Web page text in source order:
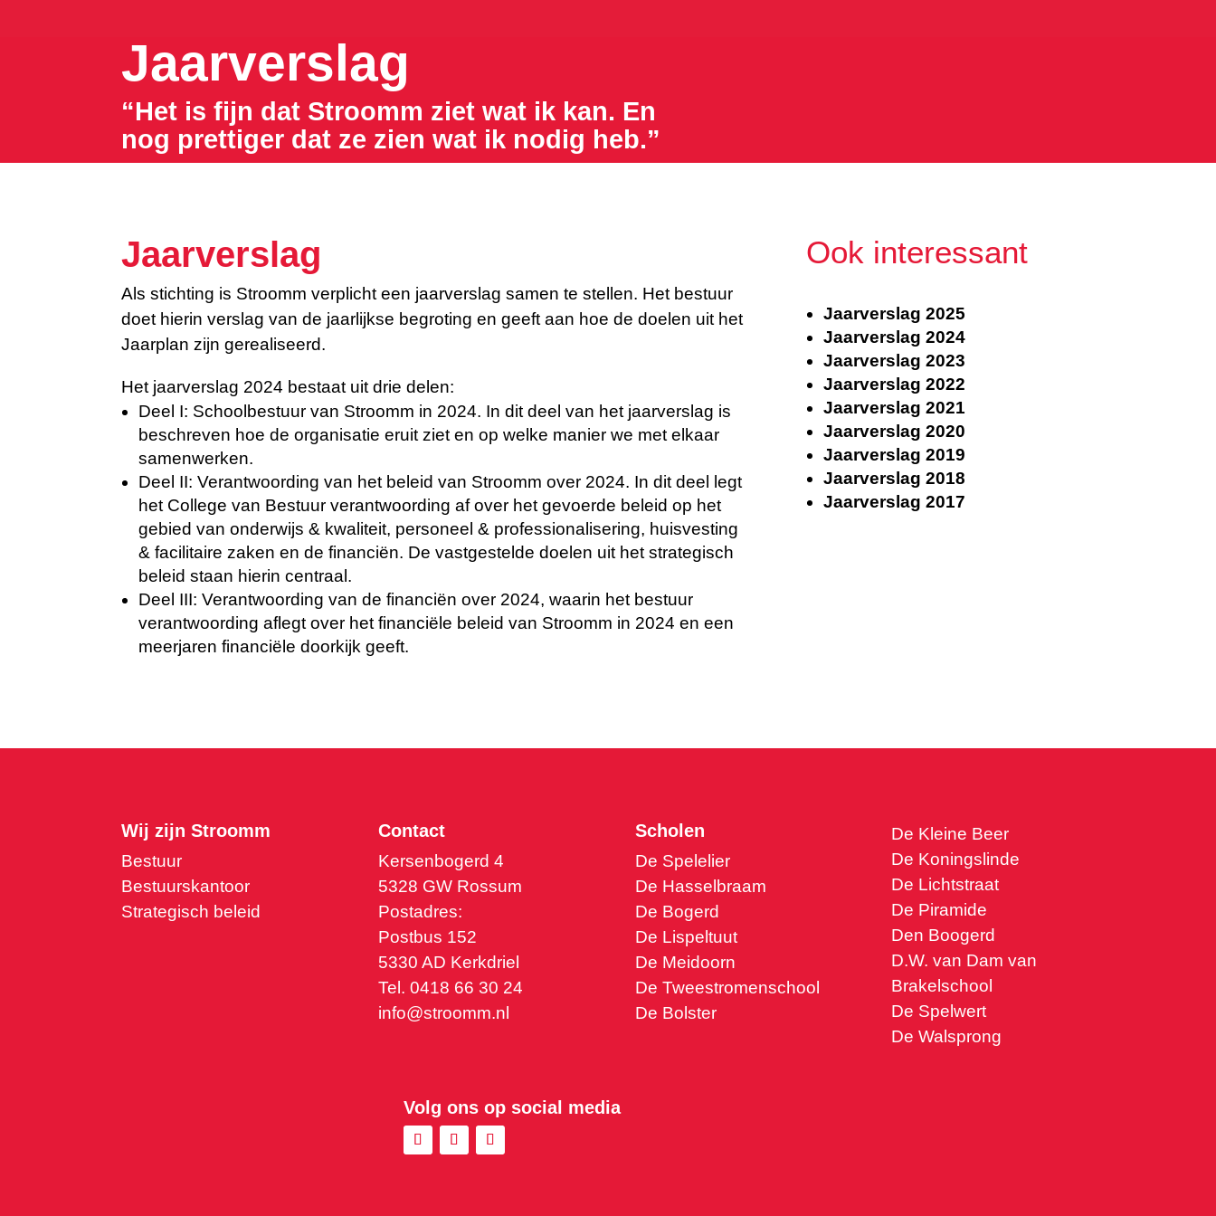
Jaarverslag
“Het is fijn dat Stroomm ziet wat ik kan. En
nog prettiger dat ze zien wat ik nodig heb.”
Jaarverslag
Als stichting is Stroomm verplicht een jaarverslag samen te stellen. Het bestuur
doet hierin verslag van de jaarlijkse begroting en geeft aan hoe de doelen uit het
Jaarplan zijn gerealiseerd.
Het jaarverslag 2024 bestaat uit drie delen:
Deel I: Schoolbestuur van Stroomm in 2024. In dit deel van het jaarverslag is
beschreven hoe de organisatie eruit ziet en op welke manier we met elkaar
samenwerken.
Deel II: Verantwoording van het beleid van Stroomm over 2024. In dit deel legt
het College van Bestuur verantwoording af over het gevoerde beleid op het
gebied van onderwijs & kwaliteit, personeel & professionalisering, huisvesting
& facilitaire zaken en de financiën. De vastgestelde doelen uit het strategisch
beleid staan hierin centraal.
Deel III: Verantwoording van de financiën over 2024, waarin het bestuur
verantwoording aflegt over het financiële beleid van Stroomm in 2024 en een
meerjaren financiële doorkijk geeft.
Ook interessant
Jaarverslag 2025
Jaarverslag 2024
Jaarverslag 2023
Jaarverslag 2022
Jaarverslag 2021
Jaarverslag 2020
Jaarverslag 2019
Jaarverslag 2018
Jaarverslag 2017
Wij zijn Stroomm
Bestuur
Bestuurskantoor
Strategisch beleid
Contact
Kersenbogerd 4
5328 GW Rossum
Postadres:
Postbus 152
5330 AD Kerkdriel
Tel. 0418 66 30 24
info@stroomm.nl
Scholen
De Spelelier
De Hasselbraam
De Bogerd
De Lispeltuut
De Meidoorn
De Tweestromenschool
De Bolster
De Kleine Beer
De Koningslinde
De Lichtstraat
De Piramide
Den Boogerd
D.W. van Dam van
Brakelschool
De Spelwert
De Walsprong
Volg ons op social media